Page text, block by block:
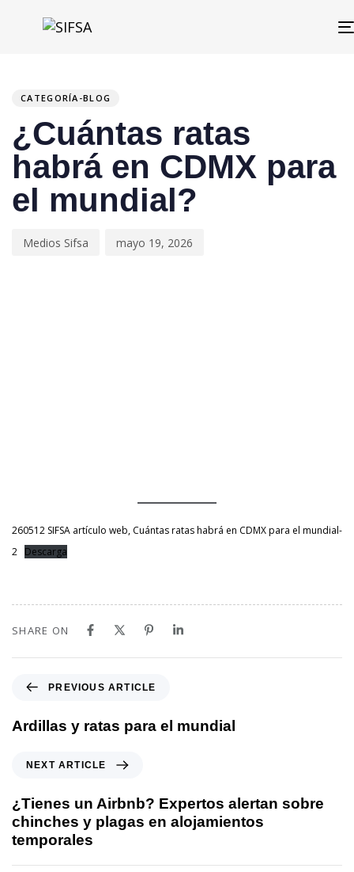
CATEGORÍA-BLOG
¿Cuántas ratas
habrá en CDMX para
el mundial?
Medios Sifsa mayo 19, 2026
260512 SIFSA artículo web, Cuántas ratas habrá en CDMX para el mundial-
2 Descarga
SHARE ON
PREVIOUS ARTICLE
Ardillas y ratas para el mundial
NEXT ARTICLE
¿Tienes un Airbnb? Expertos alertan sobre
chinches y plagas en alojamientos
temporales